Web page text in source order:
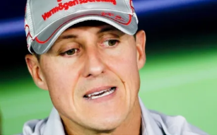
DALŠÍ SPORTY
Americký fotbal
Baseball a softbal
Basketbal
NEPŘEHLÉDNĚTE
Soutěže
Historické návraty